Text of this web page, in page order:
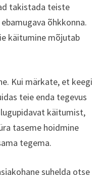
takistada teiste
õhkkonna.
käitumine mõjutab
Kui märkate, et keegi
teie enda tegevus
käitumist,
taseme hoidmine
tegema.
suhelda otse